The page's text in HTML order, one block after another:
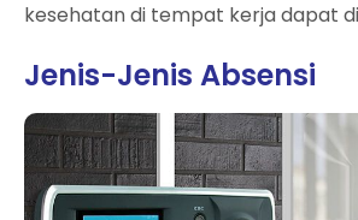
kesehatan di tempat kerja dapat
Jenis-Jenis Absensi